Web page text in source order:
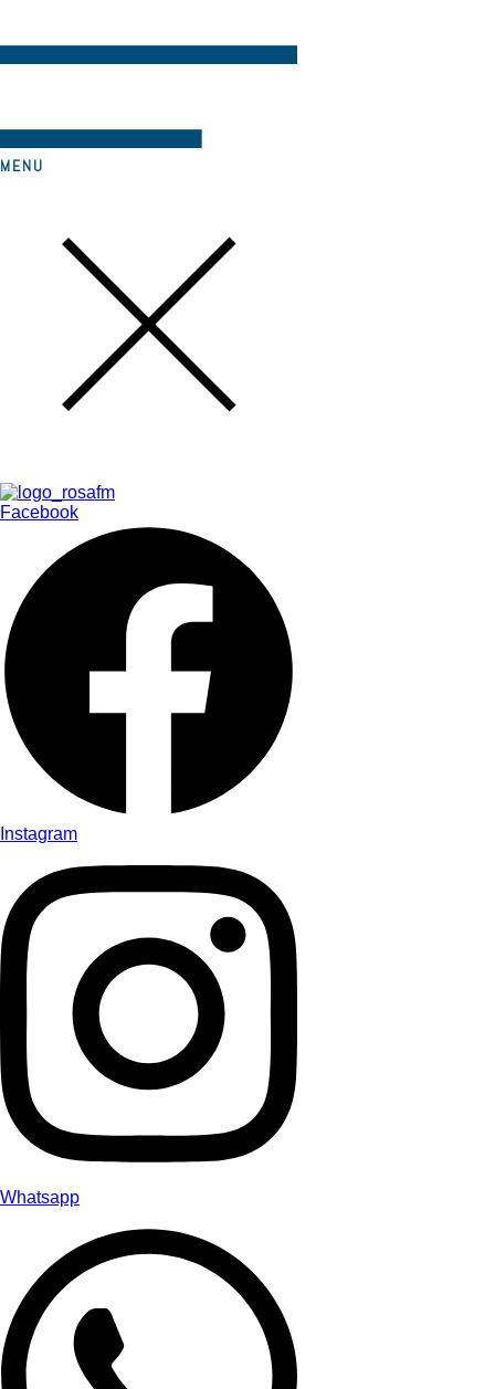
MENU
Facebook
Instagram
Whatsapp